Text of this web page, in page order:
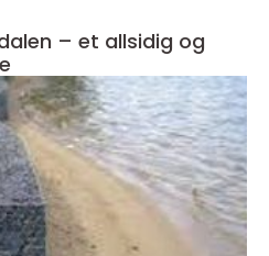
– et allsidig og